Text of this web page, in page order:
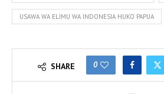
USAWA WA ELIMU WA INDONESIA HUKO PAPUA
SHARE 0